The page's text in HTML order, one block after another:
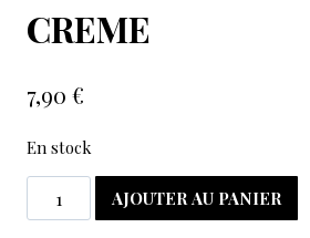
CREME
7,90 €
En stock
AJOUTER AU PANIER